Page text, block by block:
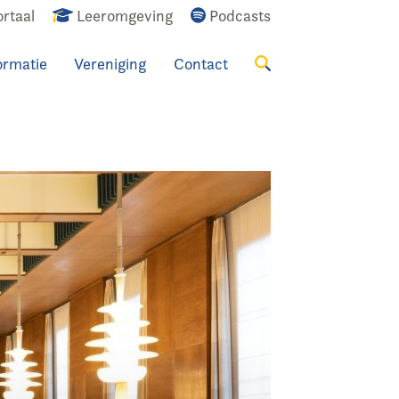
Leeromgeving Podcasts
Vereniging Contact